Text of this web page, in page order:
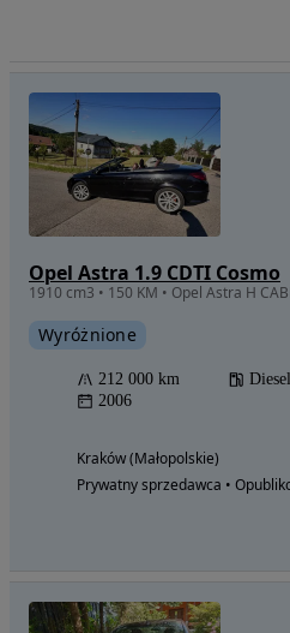
Opel Astra 1.9 CDTI Cosmo
1910 cm3 • 150 KM • Opel Astra H
Wyróżnione
212 000 km Diesel
2006
Kraków (Małopolskie)
Prywatny sprzedawca •